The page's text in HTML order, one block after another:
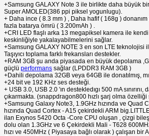
+Samsung GALAXY Note 3 ile birlikte daha büyük
Super AMOLED(386 ppi piksel yogunlugu).
+ Daha ince ( 8.3 mm ) , Daha hafif ( 168g ) donanım
fazla batarya ömrü ( 3.200mAh ) .
+CRI LED flaşlı arka 13 megapiksel kamera ile
keskinliğiyle yakalayabilmelerini sağlar.
+Samsung GALAXY NOTE 3 en son LTE teknolojisi
Taşıyıcı toplama farklı frekansları destekler.
+RAM 3GB şu anda piyasada en büyük depolama
güçlü performans sağlar (LPDDR3 RAM 3GB )
+Dahili depolama 32GB veya 64GB ile donatılmış,
+24 bit ve 192 KHz ses desteği.
+ USB 3.0, USB 2.0 'ın destekledıgı 500 mA
çıkarmakta. (snappdragon800 hızlı şarj olma özelliği
+Samsung Galaxy Note3, 1.9GHz hızında ve Quad
hızında Quad Cortex - A15 çekirdekli ARM
ilan Exynos 5420 Octa -Core CPU oluşan , çizgi
dolu olan 1.3GHz ve 6 Çekirdekli Mali - T628
hızı ve 450MHz ( Piyasaya bağlı olarak ) çalışan bir